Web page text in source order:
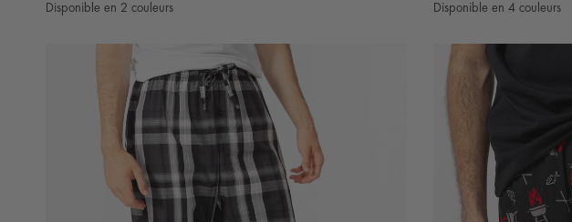
Bleu
Disponible en 2 couleurs
Beige
Disponible en 4 couleurs